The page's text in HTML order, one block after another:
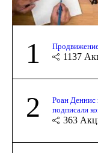
1 1137
2
Роан Деннис
подписали
363